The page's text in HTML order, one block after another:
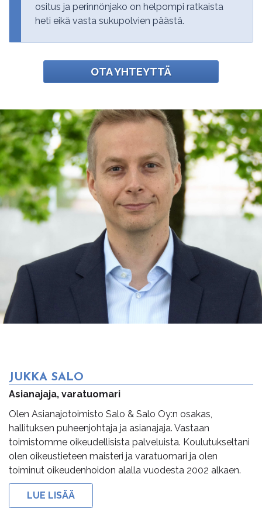
ositus ja perinnönjako on helpompi ratkaista
heti eikä vasta sukupolvien päästä.
OTA YHTEYTTÄ
JUKKA SALO
Asianajaja, varatuomari
Olen Asianajotoimisto Salo & Salo Oy:n osakas,
hallituksen puheenjohtaja ja asianajaja. Vastaan
toimistomme oikeudellisista palveluista. Koulutukseltani
olen oikeustieteen maisteri ja varatuomari ja olen
toiminut oikeudenhoidon alalla vuodesta 2002 alkaen.
LUE LISÄÄ